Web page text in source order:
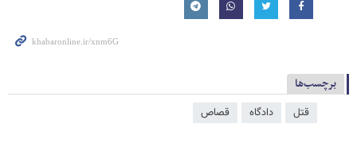
برچسب‌ها
قتل دادگاه قصاص